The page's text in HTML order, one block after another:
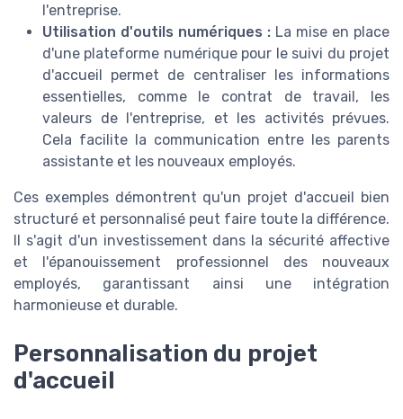
l'entreprise.
Utilisation d'outils numériques : La mise en place
d'une plateforme numérique pour le suivi du projet
d'accueil permet de centraliser les informations
essentielles, comme le contrat de travail, les
valeurs de l'entreprise, et les activités prévues.
Cela facilite la communication entre les parents
assistante et les nouveaux employés.
Ces exemples démontrent qu'un projet d'accueil bien
structuré et personnalisé peut faire toute la différence.
Il s'agit d'un investissement dans la sécurité affective
et l'épanouissement professionnel des nouveaux
employés, garantissant ainsi une intégration
harmonieuse et durable.
Personnalisation du projet
d'accueil